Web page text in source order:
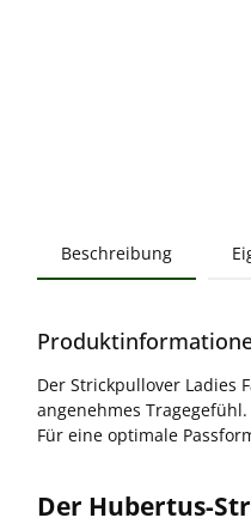
Beschreibung
Der Strickpullover Ladies
angenehmes
Für eine optimale
Der Hubertus-